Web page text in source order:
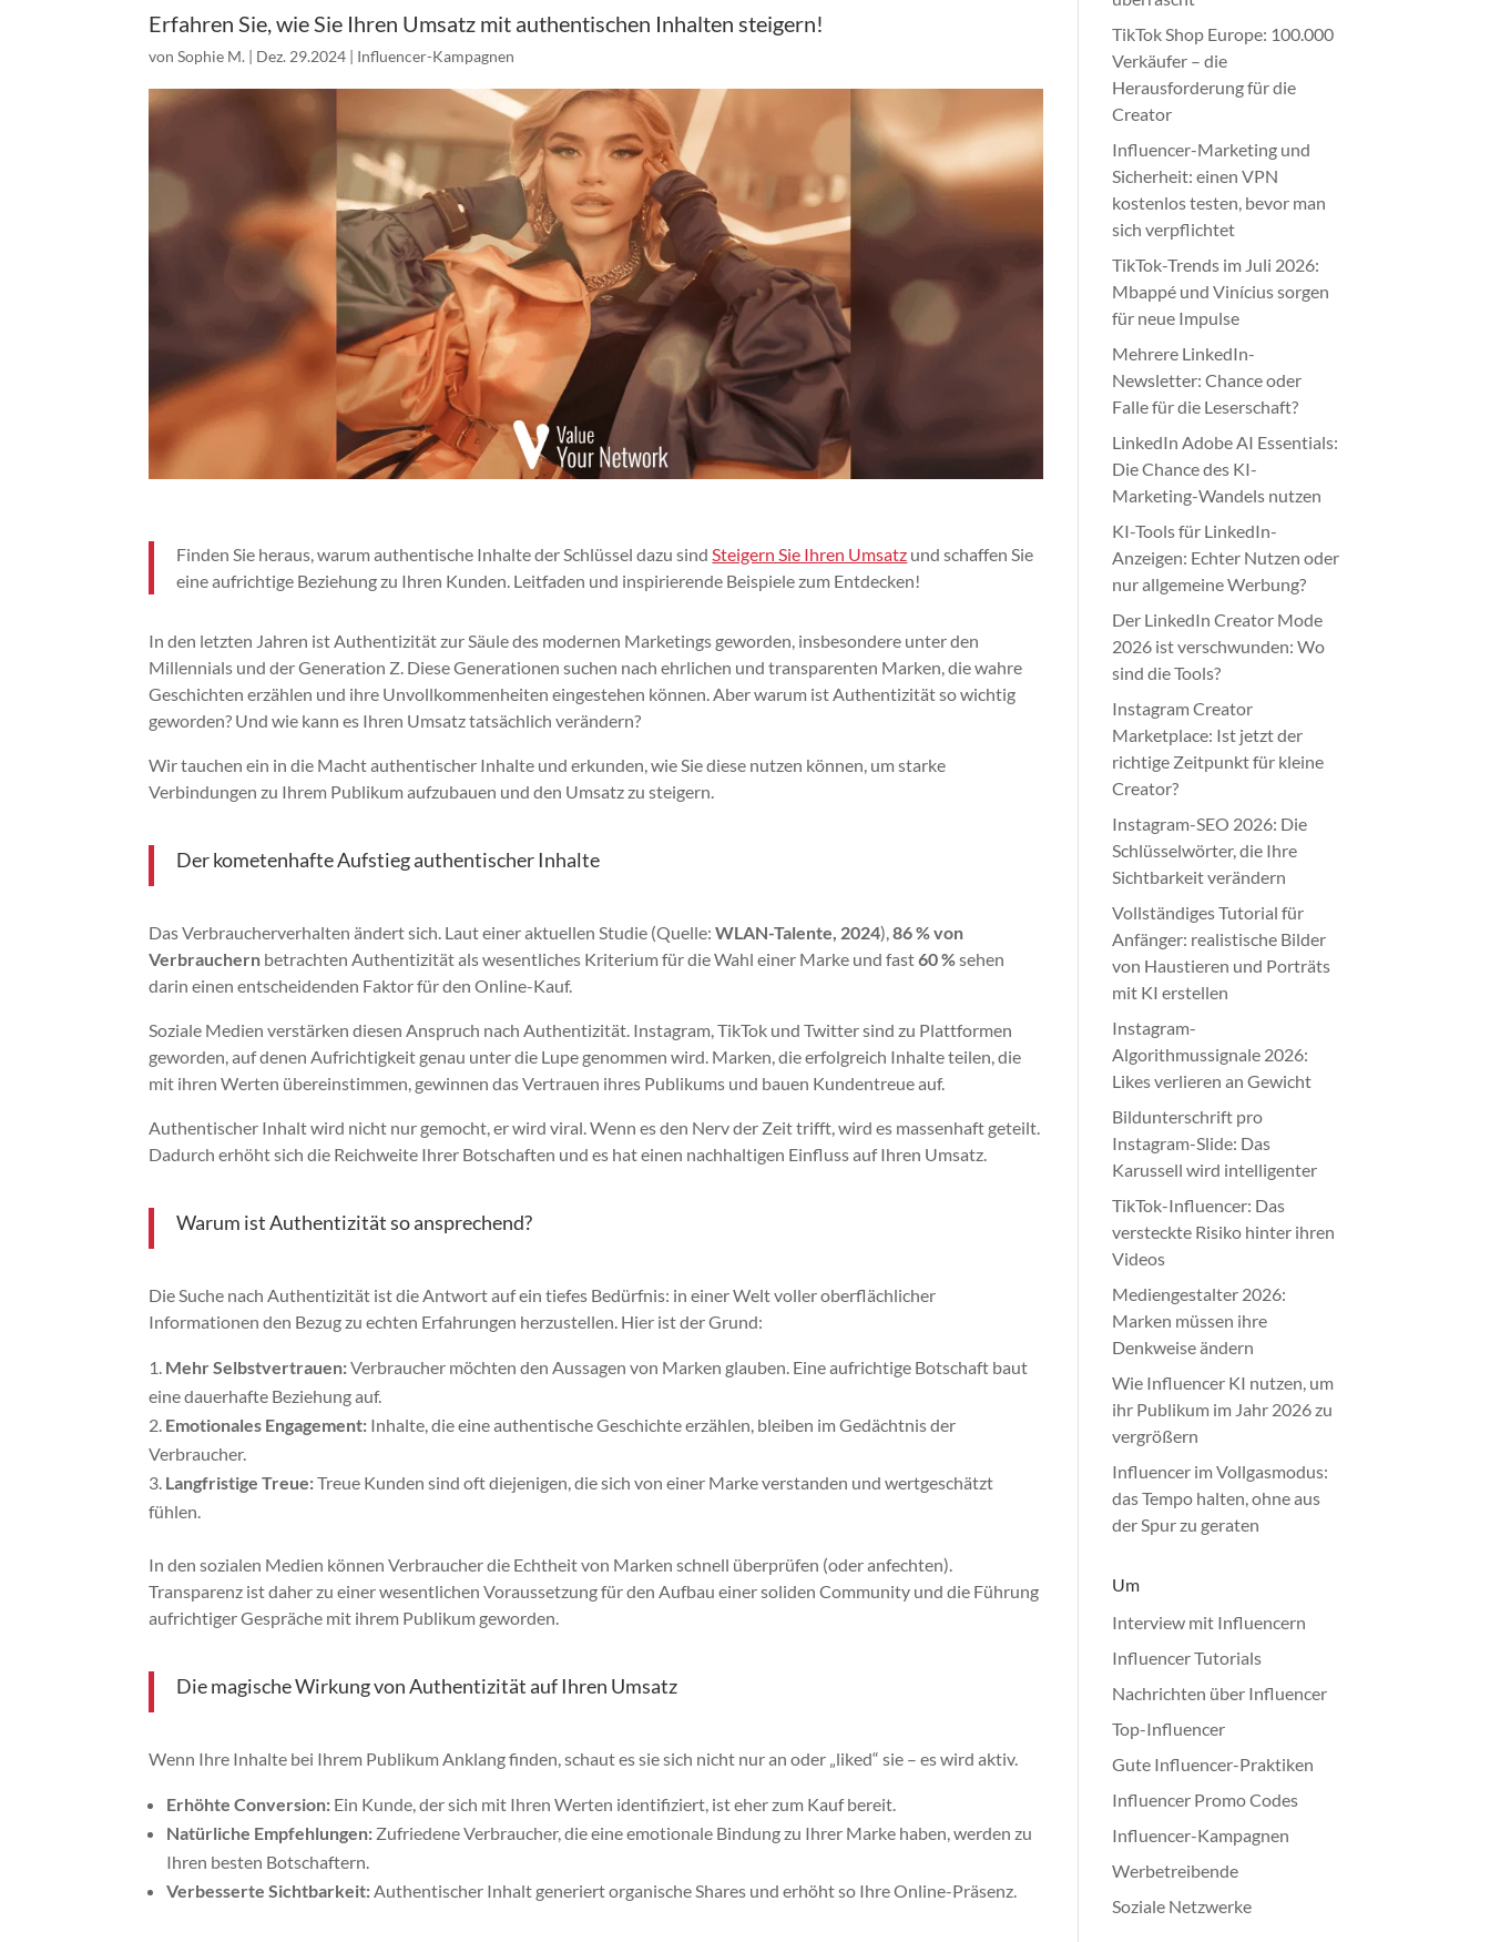
Erfahren Sie, wie Sie Ihren Umsatz mit authentischen Inhalten steigern!
vonSophie M. | Dez. 29.2024 | Influencer-Kampagnen
Finden Sie heraus, warum authentische Inhalte der Schlüssel dazu sind Steigern Sie Ihren Umsatz und schaffen Sie
eine aufrichtige Beziehung zu Ihren Kunden. Leitfaden und inspirierende Beispiele zum Entdecken!
In den letzten Jahren ist Authentizität zur Säule des modernen Marketings geworden, insbesondere unter den
Millennials und der Generation Z. Diese Generationen suchen nach ehrlichen und transparenten Marken, die wahre
Geschichten erzählen und ihre Unvollkommenheiten eingestehen können. Aber warum ist Authentizität so wichtig
geworden? Und wie kann es Ihren Umsatz tatsächlich verändern?
Wir tauchen ein in die Macht authentischer Inhalte und erkunden, wie Sie diese nutzen können, um starke
Verbindungen zu Ihrem Publikum aufzubauen und den Umsatz zu steigern.
Der kometenhafte Aufstieg authentischer Inhalte
Das Verbraucherverhalten ändert sich. Laut einer aktuellen Studie (Quelle:WLAN-Talente, 2024),86 % von
Verbrauchern betrachten Authentizität als wesentliches Kriterium für die Wahl einer Marke und fast60 %sehen
darin einen entscheidenden Faktor für den Online-Kauf.
Soziale Medien verstärken diesen Anspruch nach Authentizität. Instagram, TikTok und Twitter sind zu Plattformen
geworden, auf denen Aufrichtigkeit genau unter die Lupe genommen wird. Marken, die erfolgreich Inhalte teilen, die
mit ihren Werten übereinstimmen, gewinnen das Vertrauen ihres Publikums und bauen Kundentreue auf.
Authentischer Inhalt wird nicht nur gemocht, er wird viral. Wenn es den Nerv der Zeit trifft, wird es massenhaft geteilt.
Dadurch erhöht sich die Reichweite Ihrer Botschaften und es hat einen nachhaltigen Einfluss auf Ihren Umsatz.
Warum ist Authentizität so ansprechend?
Die Suche nach Authentizität ist die Antwort auf ein tiefes Bedürfnis: in einer Welt voller oberflächlicher
Informationen den Bezug zu echten Erfahrungen herzustellen. Hier ist der Grund:
Mehr Selbstvertrauen:Verbraucher möchten den Aussagen von Marken glauben. Eine aufrichtige Botschaft baut
eine dauerhafte Beziehung auf.
Emotionales Engagement: Inhalte, die eine authentische Geschichte erzählen, bleiben im Gedächtnis der
Verbraucher.
Langfristige Treue:Treue Kunden sind oft diejenigen, die sich von einer Marke verstanden und wertgeschätzt
fühlen.
In den sozialen Medien können Verbraucher die Echtheit von Marken schnell überprüfen (oder anfechten).
Transparenz ist daher zu einer wesentlichen Voraussetzung für den Aufbau einer soliden Community und die Führung
aufrichtiger Gespräche mit ihrem Publikum geworden.
Die magische Wirkung von Authentizität auf Ihren Umsatz
Wenn Ihre Inhalte bei Ihrem Publikum Anklang finden, schaut es sie sich nicht nur an oder „liked“ sie – es wird aktiv.
Erhöhte Conversion: Ein Kunde, der sich mit Ihren Werten identifiziert, ist eher zum Kauf bereit.
Natürliche Empfehlungen: Zufriedene Verbraucher, die eine emotionale Bindung zu Ihrer Marke haben, werden zu
Ihren besten Botschaftern.
Verbesserte Sichtbarkeit: Authentischer Inhalt generiert organische Shares und erhöht so Ihre Online-Präsenz.
TikTok Shop Europe: 100.000
Verkäufer – die
Herausforderung für die
Creator
Influencer-Marketing und
Sicherheit: einen VPN
kostenlos testen, bevor man
sich verpflichtet
TikTok-Trends im Juli 2026:
Mbappé und Vinícius sorgen
für neue Impulse
Mehrere LinkedIn-
Newsletter: Chance oder
Falle für die Leserschaft?
LinkedIn Adobe AI Essentials:
Die Chance des KI-
Marketing-Wandels nutzen
KI-Tools für LinkedIn-
Anzeigen: Echter Nutzen oder
nur allgemeine Werbung?
Der LinkedIn Creator Mode
2026 ist verschwunden: Wo
sind die Tools?
Instagram Creator
Marketplace: Ist jetzt der
richtige Zeitpunkt für kleine
Creator?
Instagram-SEO 2026: Die
Schlüsselwörter, die Ihre
Sichtbarkeit verändern
Vollständiges Tutorial für
Anfänger: realistische Bilder
von Haustieren und Porträts
mit KI erstellen
Instagram-
Algorithmussignale 2026:
Likes verlieren an Gewicht
Bildunterschrift pro
Instagram-Slide: Das
Karussell wird intelligenter
TikTok-Influencer: Das
versteckte Risiko hinter ihren
Videos
Mediengestalter 2026:
Marken müssen ihre
Denkweise ändern
Wie Influencer KI nutzen, um
ihr Publikum im Jahr 2026 zu
vergrößern
Influencer im Vollgasmodus:
das Tempo halten, ohne aus
der Spur zu geraten
Um
Interview mit Influencern
Influencer Tutorials
Nachrichten über Influencer
Top-Influencer
Gute Influencer-Praktiken
Influencer Promo Codes
Influencer-Kampagnen
Werbetreibende
Soziale Netzwerke